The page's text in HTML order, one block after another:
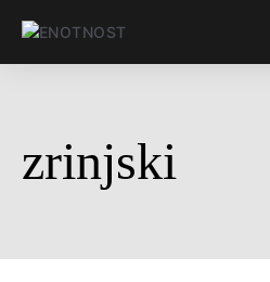
zrinjski